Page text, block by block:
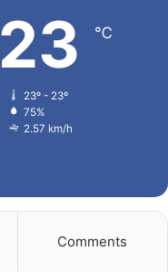
23 ℃
23º - 23º
75%
2.57 km/h
Comments